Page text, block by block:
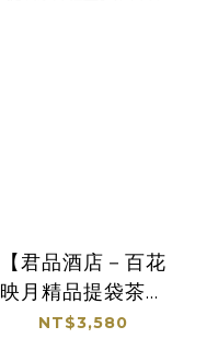
【君品酒店－百花
映月精品提袋茶月
禮盒】限自取
NT$3,580